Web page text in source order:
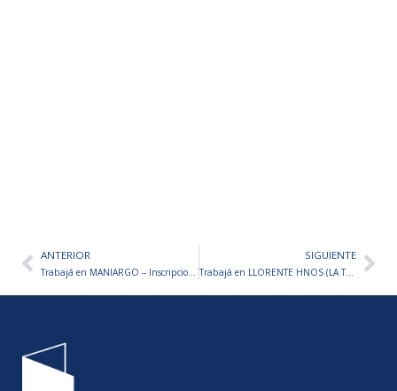
AntANTERIOR
Trabajá en MANIARGO – Inscripciones abiertas
SIGUIENTE
Trabajá en LLORENTE HNOS (LA TRANQUERA) – Inscripciones abiertas